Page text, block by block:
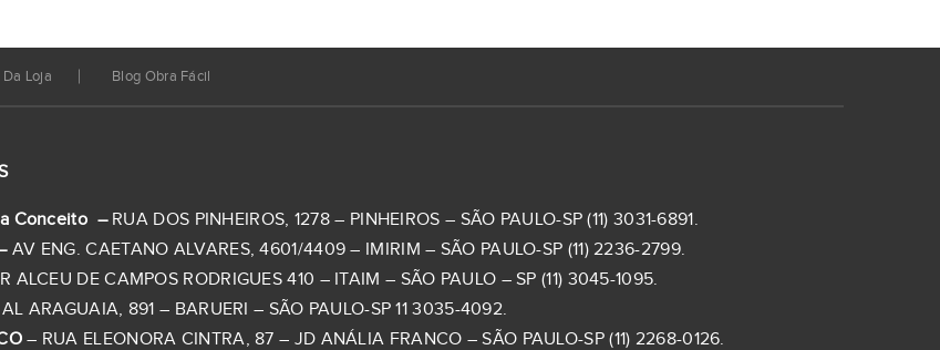
Loja Blog Obra Fácil
Conceito – RUA DOS PINHEIROS, 1278 – PINHEIROS – SÃO PAULO-SP (11) 3031-6891.
AV ENG. CAETANO ALVARES, 4601/4409 – IMIRIM – SÃO PAULO-SP (11) 2236-2799.
ALCEU DE CAMPOS RODRIGUES 410 – ITAIM – SÃO PAULO – SP (11) 3045-1095.
ARAGUAIA, 891 – BARUERI – SÃO PAULO-SP 11 3035-4092.
– RUA ELEONORA CINTRA, 87 – JD ANÁLIA FRANCO – SÃO PAULO-SP (11) 2268-0126.